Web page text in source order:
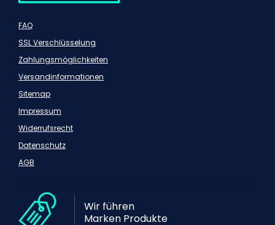
FAQ
SSL Verschlüsselung
Zahlungsmöglichkeiten
Versandinformationen
Sitemap
Impressum
Widerrufsrecht
Datenschutz
AGB
Wir führen
Marken Produkte